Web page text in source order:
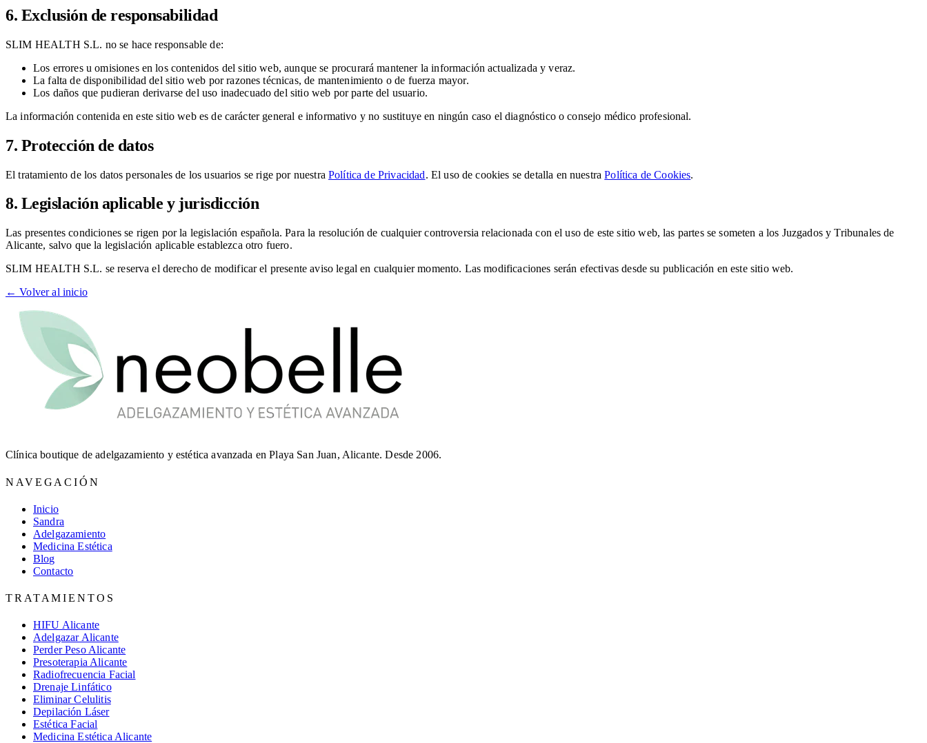
6. Exclusión de responsabilidad
SLIM HEALTH S.L. no se hace responsable de:
Los errores u omisiones en los contenidos del sitio web, aunque se procurará mantener la información actualizada y veraz.
La falta de disponibilidad del sitio web por razones técnicas, de mantenimiento o de fuerza mayor.
Los daños que pudieran derivarse del uso inadecuado del sitio web por parte del usuario.
La información contenida en este sitio web es de carácter general e informativo y no sustituye en ningún caso el diagnóstico o consejo médico profesional.
7. Protección de datos
El tratamiento de los datos personales de los usuarios se rige por nuestra Política de Privacidad. El uso de cookies se detalla en nuestra Política de Cookies.
8. Legislación aplicable y jurisdicción
Las presentes condiciones se rigen por la legislación española. Para la resolución de cualquier controversia relacionada con el uso de este sitio web, las partes se someten a los Juzgados y Tribunales de
Alicante, salvo que la legislación aplicable establezca otro fuero.
SLIM HEALTH S.L. se reserva el derecho de modificar el presente aviso legal en cualquier momento. Las modificaciones serán efectivas desde su publicación en este sitio web.
← Volver al inicio
Clínica boutique de adelgazamiento y estética avanzada en Playa San Juan, Alicante. Desde 2006.
NAVEGACIÓN
Inicio
Sandra
Adelgazamiento
Medicina Estética
Blog
Contacto
TRATAMIENTOS
HIFU Alicante
Adelgazar Alicante
Perder Peso Alicante
Presoterapia Alicante
Radiofrecuencia Facial
Drenaje Linfático
Eliminar Celulitis
Depilación Láser
Estética Facial
Medicina Estética Alicante